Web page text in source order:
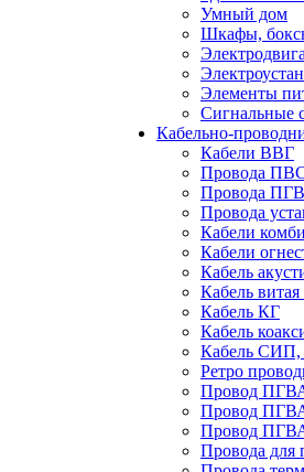
Умный дом
Шкафы,
Элементы
Сигнальные
Кабельно-
Кабели ВВГ
Провода
Провода
Провода
Кабели
Кабели
Кабель
Кабель
Кабель КГ
Кабель
Кабель
Ретро
Провод
Провод
Провод
Провода для